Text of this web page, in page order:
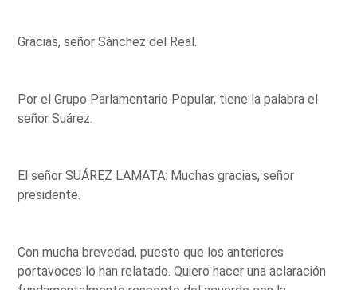
Gracias, señor Sánchez del Real.
Por el Grupo Parlamentario Popular, tiene la palabra el
señor Suárez.
El señor SUÁREZ LAMATA: Muchas gracias, señor
presidente.
Con mucha brevedad, puesto que los anteriores
portavoces lo han relatado. Quiero hacer una aclaración